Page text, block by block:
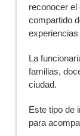
reconocer
compartido
La
familias,
ciudad.
Este tipo de
para